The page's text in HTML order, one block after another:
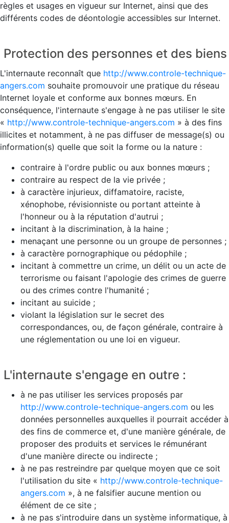
règles et usages en vigueur sur Internet, ainsi que des
différents codes de déontologie accessibles sur Internet.
Protection des personnes et des biens
L'internaute reconnaît que http://www.controle-technique-
angers.com souhaite promouvoir une pratique du réseau
Internet loyale et conforme aux bonnes mœurs. En
conséquence, l'internaute s'engage à ne pas utiliser le site
« http://www.controle-technique-angers.com » à des fins
illicites et notamment, à ne pas diffuser de message(s) ou
information(s) quelle que soit la forme ou la nature :
contraire à l'ordre public ou aux bonnes mœurs ;
contraire au respect de la vie privée ;
à caractère injurieux, diffamatoire, raciste,
xénophobe, révisionniste ou portant atteinte à
l'honneur ou à la réputation d'autrui ;
incitant à la discrimination, à la haine ;
menaçant une personne ou un groupe de personnes ;
à caractère pornographique ou pédophile ;
incitant à commettre un crime, un délit ou un acte de
terrorisme ou faisant l'apologie des crimes de guerre
ou des crimes contre l'humanité ;
incitant au suicide ;
violant la législation sur le secret des
correspondances, ou, de façon générale, contraire à
une réglementation ou une loi en vigueur.
L'internaute s'engage en outre :
à ne pas utiliser les services proposés par
http://www.controle-technique-angers.com ou les
données personnelles auxquelles il pourrait accéder à
des fins de commerce et, d'une manière générale, de
proposer des produits et services le rémunérant
d'une manière directe ou indirecte ;
à ne pas restreindre par quelque moyen que ce soit
l'utilisation du site « http://www.controle-technique-
angers.com », à ne falsifier aucune mention ou
élément de ce site ;
à ne pas s'introduire dans un système informatique, à